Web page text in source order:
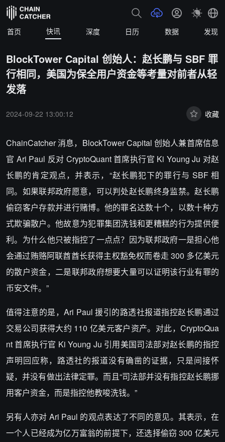
首页 快讯 深度 日历 数据 发现
BlockTower Capital 创始人：赵长鹏与 SBF 罪
行相同，美国为保全用户资金等考量对前者从轻
发落
2024-09-22 13:00:12 收藏
ChainCatcher 消息，BlockTower Capital 创始人兼首席信息
官 Ari Paul 反对 CryptoQuant 首席执行官 Ki Young Ju 对赵
长鹏的肯定观点，并表示，“赵长鹏犯下的罪行与 SBF 相
同。如果联邦政府愿意，可以判处赵长鹏终身监禁。赵长鹏
偷窃客户存款并进行赌博。他的罪名达数十个，以数十种方
式欺骗散户。他故意为犯罪集团洗钱和更糟糕的行为提供便
利。为什么他只被指控了一点点？因为联邦政府一是担心他
会通过贿赂阿联酋酋长获得主权豁免权而卷走 300 多亿美元
的散户资金，二是联邦政府想要大量可以证明该行业有罪的
币安文件。”
值得注意的是，Ari Paul 援引的路透社报道指控赵长鹏通过
交易公司获得大约 110 亿美元客户资产。对此，CryptoQua
nt 首席执行官 Ki Young Ju 引用美国司法部对赵长鹏的指控
声明回应称，路透社的报道没有确凿的证据，只是间接怀
疑，并没有做出法律定罪。而且“司法部并没有指控赵长鹏挪
用客户资金，而是指控他教唆洗钱。”
另有人亦对 Ari Paul 的观点表达了不同的意见。其表示，在
一个人已经成为亿万富翁的前提下，还选择偷窃 300 亿美元